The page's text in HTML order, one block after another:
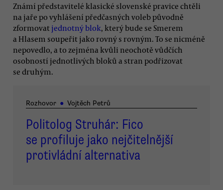
Známí představitelé klasické slovenské pravice chtěli
na jaře po vyhlášení předčasných voleb původně
zformovat jednotný blok, který bude se Smerem
a Hlasem soupeřit jako rovný s rovným. To se nicméně
nepovedlo, a to zejména kvůli neochotě vůdčích
osobností jednotlivých bloků a stran podřizovat
se druhým.
Rozhovor ● Vojtěch Petrů
Politolog Struhár: Fico
se profiluje jako nejčitelnější
protivládní alternativa